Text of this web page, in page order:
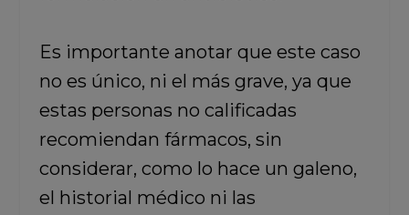
Es importante anotar que este caso
no es único, ni el más grave, ya que
estas personas no calificadas
recomiendan fármacos, sin
considerar, como lo hace un galeno,
el historial médico ni las